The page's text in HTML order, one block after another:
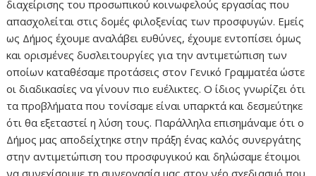
διαχείρισης του προσωπικού κοινωφελούς εργασίας που
απασχολείται στις δομές φιλοξενίας των προσφυγών. Εμείς
ως Δήμος έχουμε αναλάβει ευθύνες, έχουμε εντοπίσει όμως
και ορισμένες δυσλειτουργίες για την αντιμετώπιση των
οποίων καταθέσαμε προτάσεις στον Γενικό Γραμματέα ώστε
οι διαδικασίες να γίνουν πιο ευέλικτες. Ο ίδιος γνωρίζει ότι
τα προβλήματα που τονίσαμε είναι υπαρκτά και δεσμεύτηκε
ότι θα εξεταστεί η λύση τους. Παράλληλα επισημάναμε ότι ο
Δήμος μας αποδείχτηκε στην πράξη ένας καλός συνεργάτης
στην αντιμετώπιση του προσφυγικού και δηλώσαμε έτοιμοι